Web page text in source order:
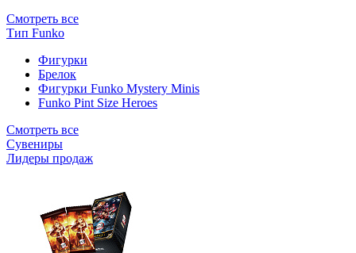
Смотреть все
Тип Funko
Фигурки
Брелок
Фигурки Funko Mystery Minis
Funko Pint Size Heroes
Смотреть все
Сувениры
Лидеры продаж